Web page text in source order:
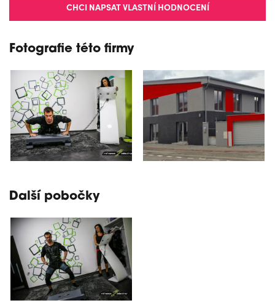
CHCI NAPSAT VLASTNÍ HODNOCENÍ
Fotografie této firmy
Další pobočky